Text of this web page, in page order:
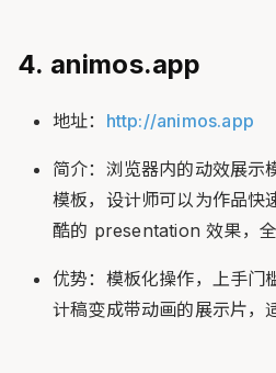
4. animos.app
地址： http://animos.app
简介：浏览器内的动效展示
模板，设计师可以为作品快
酷的 presentation 效果，全
优势：模板化操作，上手门
计稿变成带动画的展示片，